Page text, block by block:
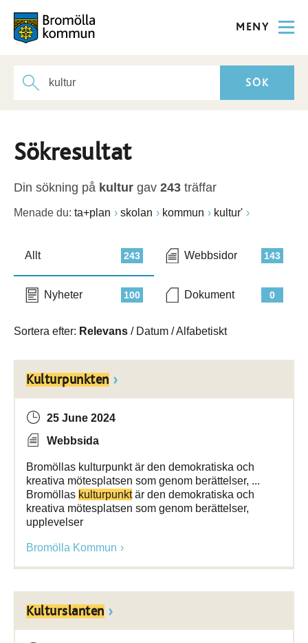
MENY
Sökresultat
Din sökning på kultur gav 243 träffar
Menade du: ta+plan skolan kommun kultur'
243
Allt 143
Webbsidor
100
Nyheter 0
Dokument
Sortera efter: Relevans / Datum /Alfabetiskt
Kulturpunkten
25 June 2024
Webbsida
Bromöllas kulturpunkt är den demokratiska och
kreativa mötesplatsen som genom berättelser, ...
Bromöllas kulturpunktär den demokratiska och
kreativa mötesplatsen som genom berättelser,
upplevelser
Bromölla Kommun
Kulturslanten